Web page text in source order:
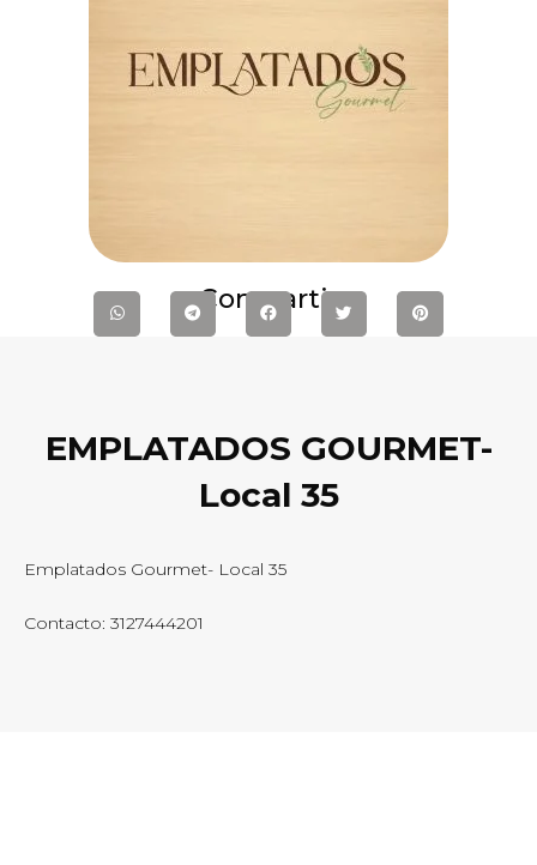
Compartir
EMPLATADOS GOURMET-
Local 35
Emplatados Gourmet- Local 35
Contacto: 3127444201